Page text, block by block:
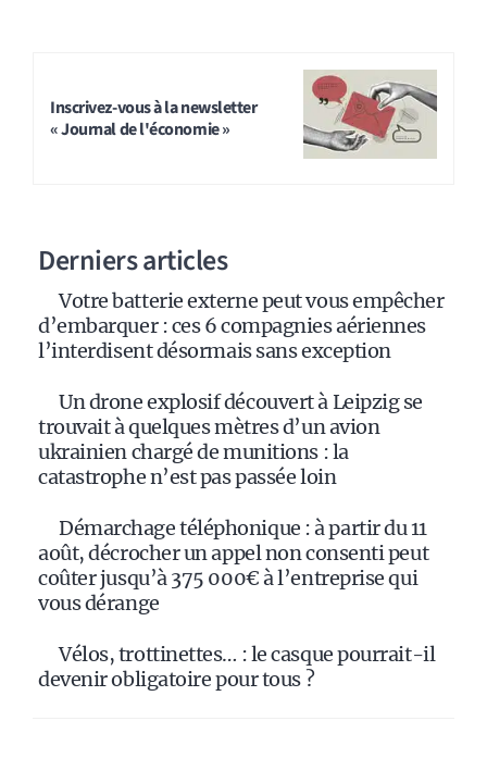
Inscrivez-vous à la newsletter
« Journal de l'économie »
Derniers articles
Votre batterie externe peut vous empêcher
d’embarquer : ces 6 compagnies aériennes
l’interdisent désormais sans exception
Un drone explosif découvert à Leipzig se
trouvait à quelques mètres d’un avion
ukrainien chargé de munitions : la
catastrophe n’est pas passée loin
Démarchage téléphonique : à partir du 11
août, décrocher un appel non consenti peut
coûter jusqu’à 375 000€ à l’entreprise qui
vous dérange
Vélos, trottinettes… : le casque pourrait-il
devenir obligatoire pour tous ?